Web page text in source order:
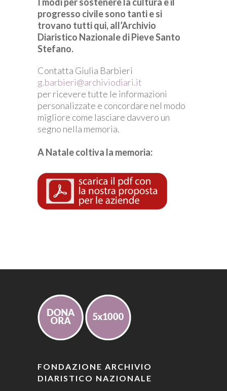
progresso civile sono tanti e si
trovano tutti qui, all’Archivio
Diaristico Nazionale di Pieve Santo
Stefano.
Contatta Giulia Barbieri
g.barbieri@archiviodiari.it
per ricevere tutte le informazioni
personalizzate e concordare nel modo
migliore come lasciare davvero un
segno nella memoria.
A Natale coltiva la memoria:
FONDAZIONE ARCHIVIO
DIARISTICO NAZIONALE